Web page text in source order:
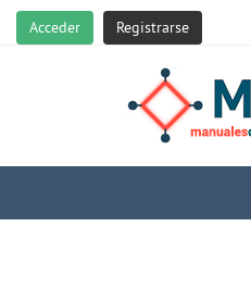
Acceder Registrarse